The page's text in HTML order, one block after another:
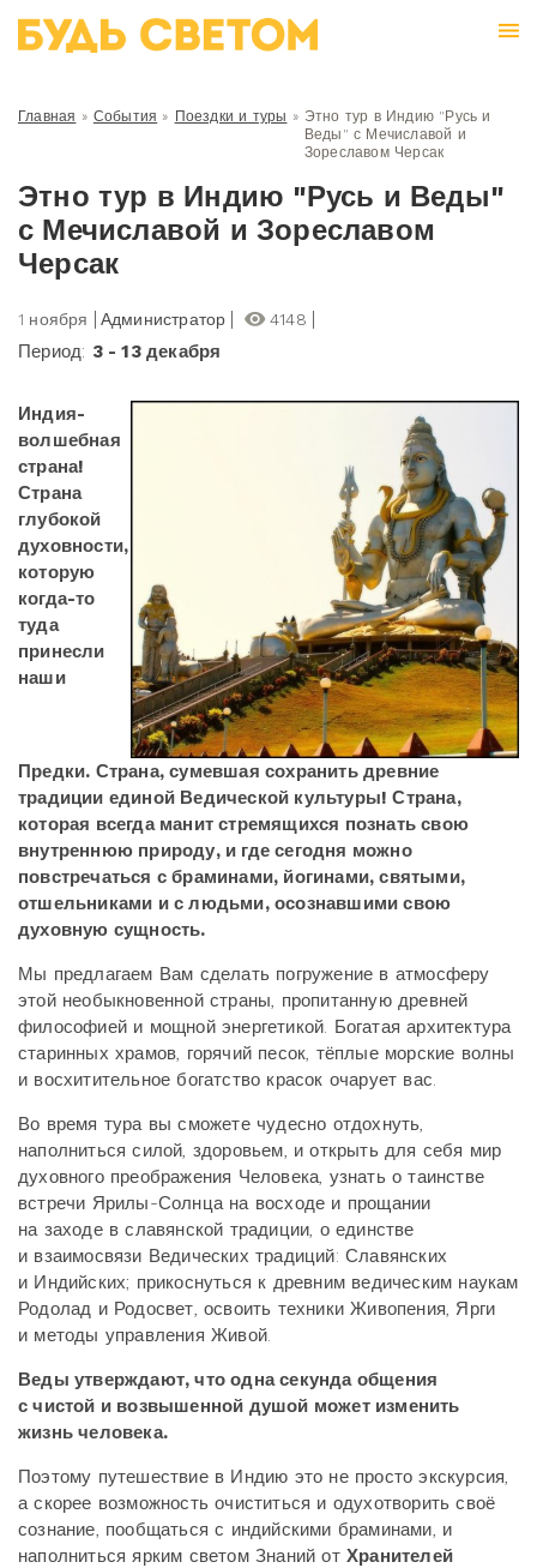
Главная » События » Поездки и туры » Этно тур в Индию "Русь и
Веды" с Мечиславой и
Зореславом Черсак
Этно тур в Индию "Русь и Веды"
с Мечиславой и Зореславом
Черсак
1 ноября Администратор 4148
Период: 3 - 13 декабря
Индия-
волшебная
страна!
Страна
глубокой
духовности,
которую
когда-то
туда
принесли
наши
Предки. Страна, сумевшая сохранить древние
традиции единой Ведической культуры! Страна,
которая всегда манит стремящихся познать свою
внутреннюю природу, и где сегодня можно
повстречаться с браминами, йогинами, святыми,
отшельниками и с людьми, осознавшими свою
духовную сущность.
Мы предлагаем Вам сделать погружение в атмосферу
этой необыкновенной страны, пропитанную древней
философией и мощной энергетикой. Богатая архитектура
старинных храмов, горячий песок, тёплые морские волны
и восхитительное богатство красок очарует вас.
Во время тура вы сможете чудесно отдохнуть,
наполниться силой, здоровьем, и открыть для себя мир
духовного преображения Человека, узнать о таинстве
встречи Ярилы-Солнца на восходе и прощании
на заходе в славянской традиции, о единстве
и взаимосвязи Ведических традиций: Славянских
и Индийских; прикоснуться к древним ведическим наукам
Родолад и Родосвет, освоить техники Живопения, Ярги
и методы управления Живой.
Веды утверждают, что одна секунда общения
с чистой и возвышенной душой может изменить
жизнь человека.
Поэтому путешествие в Индию это не просто экскурсия,
а скорее возможность очиститься и одухотворить своё
сознание, пообщаться с индийскими браминами, и
наполниться ярким светом Знаний от Хранителей